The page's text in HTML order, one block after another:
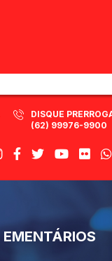
DISQUE
(62) 99976-9900
EMENTÁRIOS